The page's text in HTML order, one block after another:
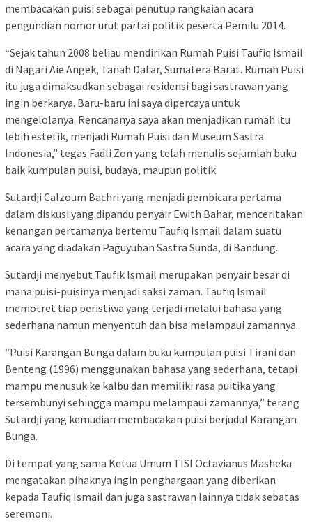
membacakan puisi sebagai penutup rangkaian acara
pengundian nomor urut partai politik peserta Pemilu 2014.
“Sejak tahun 2008 beliau mendirikan Rumah Puisi Taufiq Ismail
di Nagari Aie Angek, Tanah Datar, Sumatera Barat. Rumah Puisi
itu juga dimaksudkan sebagai residensi bagi sastrawan yang
ingin berkarya. Baru-baru ini saya dipercaya untuk
mengelolanya. Rencananya saya akan menjadikan rumah itu
lebih estetik, menjadi Rumah Puisi dan Museum Sastra
Indonesia,” tegas Fadli Zon yang telah menulis sejumlah buku
baik kumpulan puisi, budaya, maupun politik.
Sutardji Calzoum Bachri yang menjadi pembicara pertama
dalam diskusi yang dipandu penyair Ewith Bahar, menceritakan
kenangan pertamanya bertemu Taufiq Ismail dalam suatu
acara yang diadakan Paguyuban Sastra Sunda, di Bandung.
Sutardji menyebut Taufik Ismail merupakan penyair besar di
mana puisi-puisinya menjadi saksi zaman. Taufiq Ismail
memotret tiap peristiwa yang terjadi melalui bahasa yang
sederhana namun menyentuh dan bisa melampaui zamannya.
“Puisi Karangan Bunga dalam buku kumpulan puisi Tirani dan
Benteng (1996) menggunakan bahasa yang sederhana, tetapi
mampu menusuk ke kalbu dan memiliki rasa puitika yang
tersembunyi sehingga mampu melampaui zamannya,” terang
Sutardji yang kemudian membacakan puisi berjudul Karangan
Bunga.
Di tempat yang sama Ketua Umum TISI Octavianus Masheka
mengatakan pihaknya ingin penghargaan yang diberikan
kepada Taufiq Ismail dan juga sastrawan lainnya tidak sebatas
seremoni.